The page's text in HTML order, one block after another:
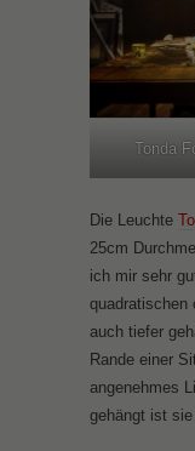
Tonda
Die Leuchte
25cm
ich mir sehr
quadratischen
auch tiefer
Rande einer
angenehmes
gehängt ist sie